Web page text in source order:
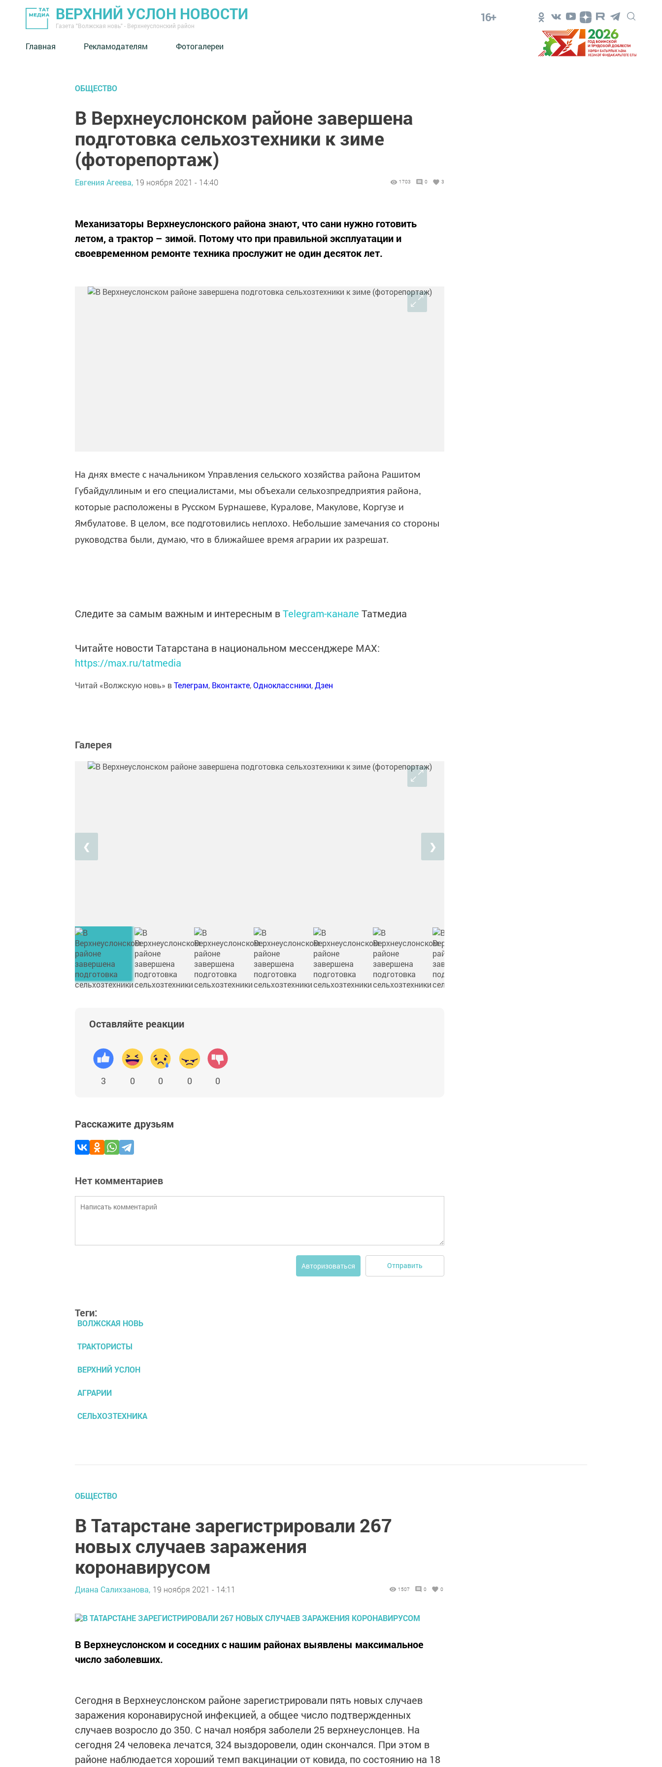
ВЕРХНИЙ УСЛОН НОВОСТИ
Газета "Волжская новь" - Верхнеуслонский район
16+
Главная Рекламодателям Фотогалереи
ОБЩЕСТВО
В Верхнеуслонском районе завершена
подготовка сельхозтехники к зиме
(фоторепортаж)
Евгения Агеева, 19 ноября 2021 - 14:40 1703 0 3
Механизаторы Верхнеуслонского района знают, что сани нужно готовить
летом, а трактор – зимой. Потому что при правильной эксплуатации и
своевременном ремонте техника прослужит не один десяток лет.
На днях вместе с начальником Управления сельского хозяйства района Рашитом
Губайдуллиным и его специалистами, мы объехали сельхозпредприятия района,
которые расположены в Русском Бурнашеве, Куралове, Макулове, Коргузе и
Ямбулатове. В целом, все подготовились неплохо. Небольшие замечания со стороны
руководства были, думаю, что в ближайшее время аграрии их разрешат.
Следите за самым важным и интересным вTelegram-канале Татмедиа
Читайте новости Татарстана в национальном мессенджере MАХ:
https://max.ru/tatmedia
Читай «Волжскую новь» вТелеграм, Вконтакте,Одноклассники,Дзен
Галерея
❮ ❯
Оставляйте реакции
3 0 0 0 0
Расскажите друзьям
Нет комментариев
Авторизоваться Отправить
Теги:
ВОЛЖСКАЯ НОВЬ
ТРАКТОРИСТЫ
ВЕРХНИЙ УСЛОН
АГРАРИИ
СЕЛЬХОЗТЕХНИКА
ОБЩЕСТВО
В Татарстане зарегистрировали 267
новых случаев заражения
коронавирусом
Диана Салихзанова, 19 ноября 2021 - 14:11 1507 0 0
В Верхнеуслонском и соседних с нашим районах выявлены максимальное
число заболевших.
Сегодня в Верхнеуслонском районе зарегистрировали пять новых случаев
заражения коронавирусной инфекцией, а общее число подтвержденных
случаев возросло до 350. С начал ноября заболели 25 верхнеуслонцев. На
сегодня 24 человека лечатся, 324 выздоровели, один скончался. При этом в
районе наблюдается хороший темп вакцинации от ковида, по состоянию на 18